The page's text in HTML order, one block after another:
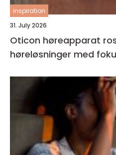
inspiration
31. July 2026
Oticon høreapparat roskilde
høreløsninger med